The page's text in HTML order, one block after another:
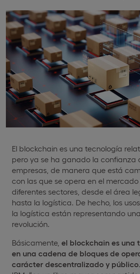
El blockchain es una tecnología
pero ya se ha ganado la confianza
empresas, de manera que está
con las que se opera en el
diferentes sectores, desde el área
hasta la logística. De hecho, los
la logística están representando
revolución.
Básicamente, el blockchain es una
en una cadena de bloques de
carácter descentralizado y público